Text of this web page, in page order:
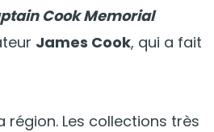
Cook Memorial
James Cook, qui a fait
Les collections très